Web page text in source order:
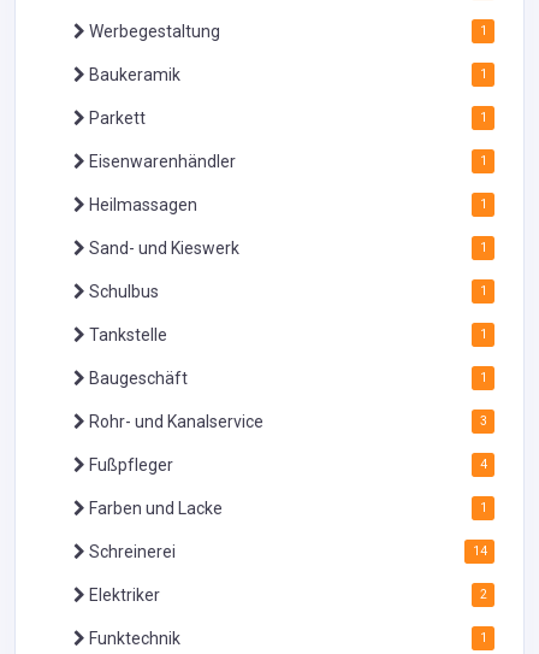
Werbegestaltung 1
Baukeramik 1
Parkett 1
Eisenwarenhändler 1
Heilmassagen 1
Sand- und Kieswerk 1
Schulbus 1
Tankstelle 1
Baugeschäft 1
Rohr- und Kanalservice 3
Fußpfleger 4
Farben und Lacke 1
Schreinerei 14
Elektriker 2
Funktechnik 1